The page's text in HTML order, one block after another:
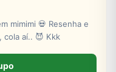
mimimi 💀 Resenha e
cola aí.. 😈 Kkk